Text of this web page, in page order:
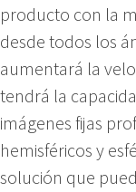
producto con la
desde todos los
aumentará la
tendrá la
imágenes fijas
hemisféricos y
solución que